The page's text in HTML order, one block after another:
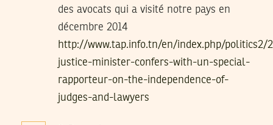
des avocats qui a visité notre pays en
décembre 2014
http://www.tap.info.tn/en/index.php/politics2/
justice-minister-confers-with-un-special-
rapporteur-on-the-independence-of-
judges-and-lawyers